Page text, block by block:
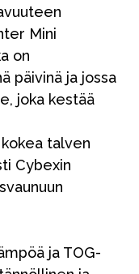
Mini
on
päivinä ja jossa
joka kestää
talven
Cybexin
ja TOG-